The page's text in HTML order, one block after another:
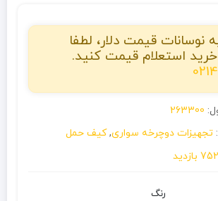
نوسانات قیمت دلار، لطفا
استعلام قیمت کنید.
263300
تجهیزات دوچرخه سواری,کیف حمل
752 بازدید
رنگ